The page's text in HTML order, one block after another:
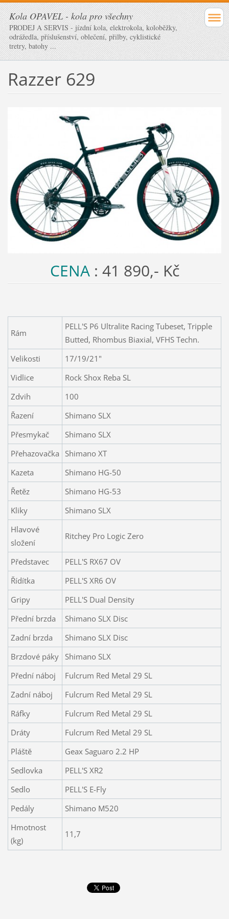
Kola OPAVEL - kola pro všechny
PRODEJ A SERVIS - jízdní kola, elektrokola, koloběžky,
odrážedla, příslušenství, oblečení, přilby, cyklistické
tretry, batohy ...
Razzer 629
CENA : 41 890,- Kč
Rám
PELL'S P6 Ultralite Racing Tubeset, Tripple
Butted, Rhombus Biaxial, VFHS Techn.
Velikosti
17/19/21"
Vidlice
Rock Shox Reba SL
Zdvih
100
Řazení
Shimano SLX
Přesmykač
Shimano SLX
Přehazovačka
Shimano XT
Kazeta
Shimano HG-50
Řetěz
Shimano HG-53
Kliky
Shimano SLX
Hlavové
složení
Ritchey Pro Logic Zero
Představec
PELL'S RX67 OV
Řídítka
PELL'S XR6 OV
Gripy
PELL'S Dual Density
Přední brzda
Shimano SLX Disc
Zadní brzda
Shimano SLX Disc
Brzdové páky
Shimano SLX
Přední náboj
Fulcrum Red Metal 29 SL
Zadní náboj
Fulcrum Red Metal 29 SL
Ráfky
Fulcrum Red Metal 29 SL
Dráty
Fulcrum Red Metal 29 SL
Pláště
Geax Saguaro 2.2 HP
Sedlovka
PELL'S XR2
Sedlo
PELL'S E-Fly
Pedály
Shimano M520
Hmotnost
(kg)
11,7